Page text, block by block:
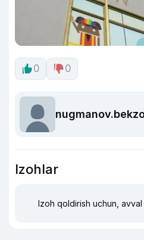
0 0
Izohlar
Izoh qoldirish uchun, avval